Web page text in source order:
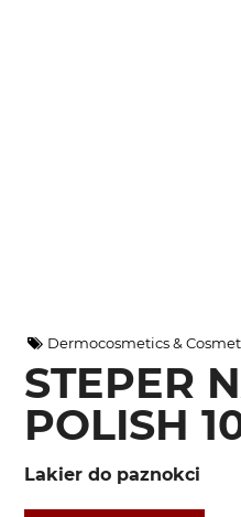
Dermocosmetics &
STEPER
POLISH
Lakier do paznokci